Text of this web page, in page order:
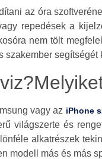
az óra
repedések a
nem tölt
szakember segítségét
vagy az iPhone
világszerte és
alkatrészek
modell más és más